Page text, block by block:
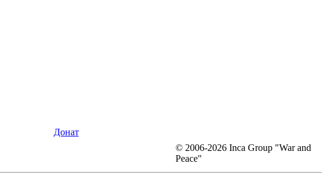
Донат
© 2006-2026 Inca Group "War and
Peace"